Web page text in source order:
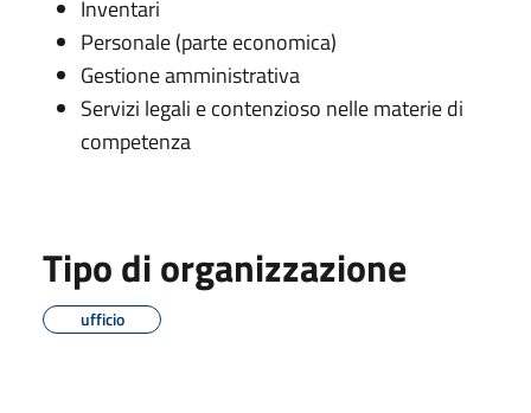
Inventari
Personale (parte economica)
Gestione amministrativa
Servizi legali e contenzioso nelle materie di
competenza
Tipo di organizzazione
ufficio